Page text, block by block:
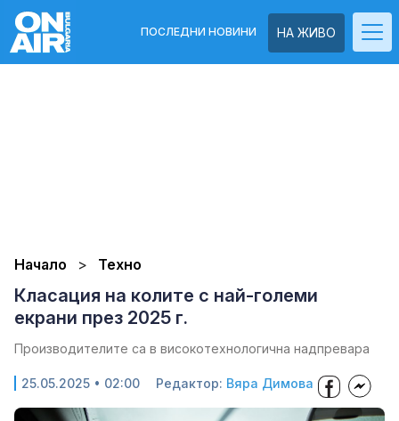
НА ЖИВО
ПОСЛЕДНИ НОВИНИ
Начало Техно
Класация на колите с най-големи
екрани през 2025 г.
Производителите са в високотехнологична надпревара
25.05.2025 • 02:00 Редактор: Вяра Димова